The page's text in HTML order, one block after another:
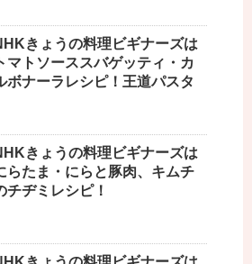
きょうの料理ビギナーズは
トマトソーススバゲッティ・カ
ボナーラレシピ！王道パスタ
きょうの料理ビギナーズは
らたま・にらと豚肉、キムチ
チヂミレシピ！